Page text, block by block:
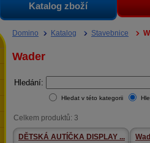
Katalog zboží
Domino Katalog Stavebnice
Wader
Hledání:
Hledat v této kategorii
Celkem produktů: 3
DĚTSKÁ AUTÍČKA DISPLAY ...